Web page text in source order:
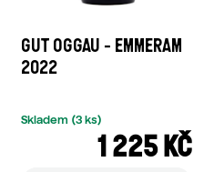
GUT OGGAU - EMMERAM
2022
1 225 KČ
Skladem (3 ks)